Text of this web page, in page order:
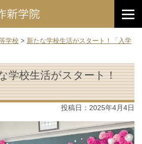
学校 > 新たな学校生活がスタート！「入学
学校生活がスタート！
投稿日： 2025年4月4日